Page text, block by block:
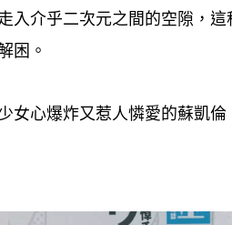
入介乎二次元之間的空隙 ， 這
困。
女心爆炸又惹人憐愛的蘇凱倫